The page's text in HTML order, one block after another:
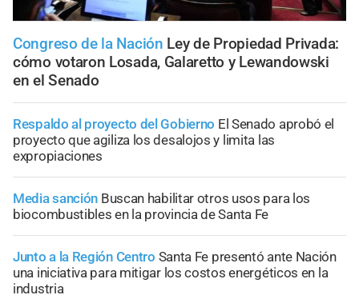
Congreso de la Nación Ley de Propiedad Privada:
cómo votaron Losada, Galaretto y Lewandowski
en el Senado
Respaldo al proyecto del Gobierno El Senado aprobó el
proyecto que agiliza los desalojos y limita las
expropiaciones
Media sanción Buscan habilitar otros usos para los
biocombustibles en la provincia de Santa Fe
Junto a la Región Centro Santa Fe presentó ante Nación
una iniciativa para mitigar los costos energéticos en la
industria